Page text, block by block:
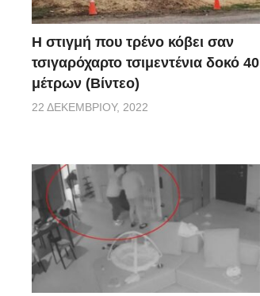
H στιγμή που τρένο κόβει σαν
τσιγαρόχαρτο τσιμεντένια δοκό 40
μέτρων (Βίντεο)
22 ΔΕΚΕΜΒΡΊΟΥ, 2022